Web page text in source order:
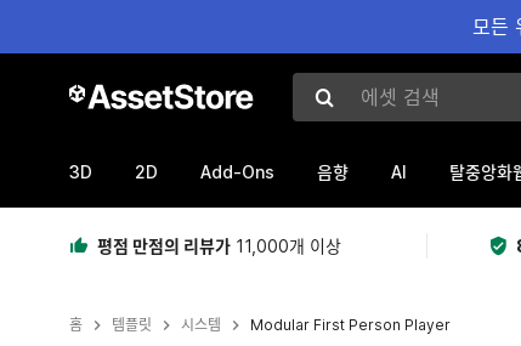
모든
에셋 검색
3D 2D Add-Ons 음향 AI 탈중앙화
평점 만점의 리뷰가 11,000개 이상
홈 템플릿 시스템 Modular First Person Player